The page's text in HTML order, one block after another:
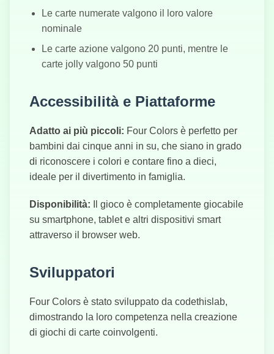
Le carte numerate valgono il loro valore
nominale
Le carte azione valgono 20 punti, mentre le
carte jolly valgono 50 punti
Accessibilità e Piattaforme
Adatto ai più piccoli: Four Colors è perfetto per
bambini dai cinque anni in su, che siano in grado
di riconoscere i colori e contare fino a dieci,
ideale per il divertimento in famiglia.
Disponibilità: Il gioco è completamente giocabile
su smartphone, tablet e altri dispositivi smart
attraverso il browser web.
Sviluppatori
Four Colors è stato sviluppato da codethislab,
dimostrando la loro competenza nella creazione
di giochi di carte coinvolgenti.